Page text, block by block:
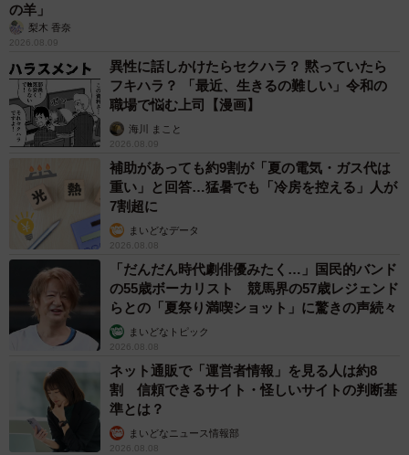
の羊」
梨木 香奈
2026.08.09
異性に話しかけたらセクハラ？ 黙っていたら
フキハラ？ 「最近、生きるの難しい」令和の
職場で悩む上司【漫画】
海川 まこと
2026.08.09
補助があっても約9割が「夏の電気・ガス代は
重い」と回答…猛暑でも「冷房を控える」人が
7割超に
まいどなデータ
2026.08.08
「だんだん時代劇俳優みたく…」国民的バンド
の55歳ボーカリスト 競馬界の57歳レジェンド
らとの「夏祭り満喫ショット」に驚きの声続々
まいどなトピック
2026.08.08
ネット通販で「運営者情報」を見る人は約8
割 信頼できるサイト・怪しいサイトの判断基
準とは？
まいどなニュース情報部
2026.08.08